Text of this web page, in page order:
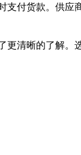
付货款。供
清晰的了解